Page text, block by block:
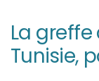
La
Tunisie,